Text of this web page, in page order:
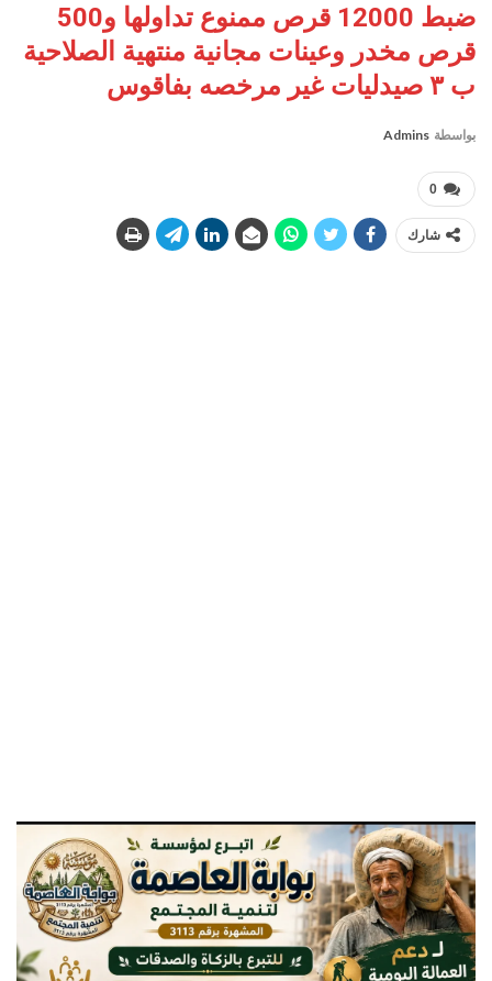
ضبط 12000 قرص ممنوع تداولها و500
قرص مخدر وعينات مجانية منتهية الصلاحية
ب ٣ صيدليات غير مرخصه بفاقوس
بواسطة Admins
0
شارك